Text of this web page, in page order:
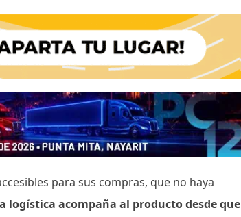
para sus compras, que no haya
logística acompaña al producto desde que